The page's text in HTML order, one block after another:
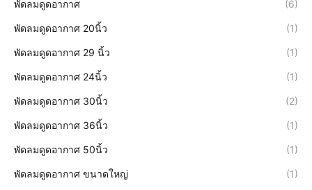
พัดลมดูดอากาศ (6)
พัดลมดูดอากาศ 20นิ้ว (1)
พัดลมดูดอากาศ 29 นิ้ว (1)
พัดลมดูดอากาศ 24นิ้ว (1)
พัดลมดูดอากาศ 30นิ้ว (2)
พัดลมดูดอากาศ 36นิ้ว (1)
พัดลมดูดอากาศ 50นิ้ว (1)
พัดลมดูดอากาศ ขนาดใหญ่ (1)